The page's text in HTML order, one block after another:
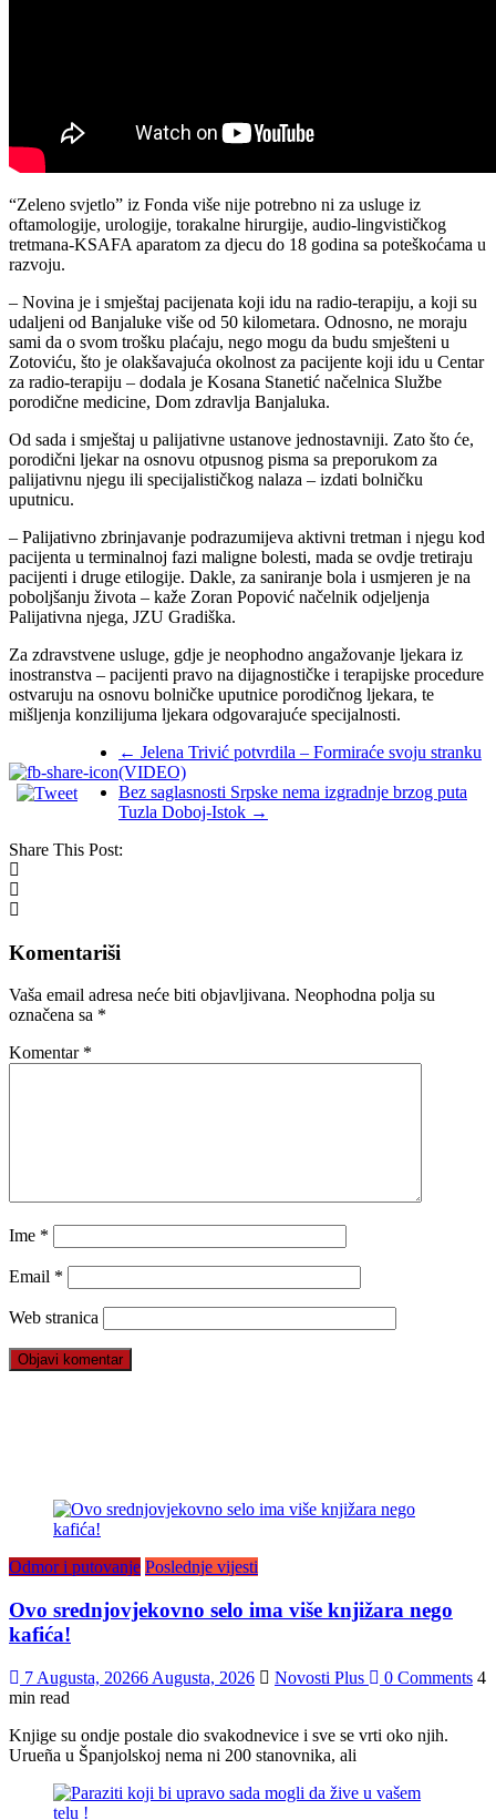
“Zeleno svjetlo” iz Fonda više nije potrebno ni za usluge iz
oftamologije, urologije, torakalne hirurgije, audio-lingvističkog
tretmana-KSAFA aparatom za djecu do 18 godina sa poteškoćama u
razvoju.
– Novina je i smještaj pacijenata koji idu na radio-terapiju, a koji su
udaljeni od Banjaluke više od 50 kilometara. Odnosno, ne moraju
sami da o svom trošku plaćaju, nego mogu da budu smješteni u
Zotoviću, što je olakšavajuća okolnost za pacijente koji idu u Centar
za radio-terapiju – dodala je Kosana Stanetić načelnica Službe
porodične medicine, Dom zdravlja Banjaluka.
Od sada i smještaj u palijativne ustanove jednostavniji. Zato što će,
porodični ljekar na osnovu otpusnog pisma sa preporukom za
palijativnu njegu ili specijalističkog nalaza – izdati bolničku
uputnicu.
– Palijativno zbrinjavanje podrazumijeva aktivni tretman i njegu kod
pacijenta u terminalnoj fazi maligne bolesti, mada se ovdje tretiraju
pacijenti i druge etilogije. Dakle, za saniranje bola i usmjeren je na
poboljšanju života – kaže Zoran Popović načelnik odjeljenja
Palijativna njega, ЈZU Gradiška.
Za zdravstvene usluge, gdje je neophodno angažovanje ljekara iz
inostranstva – pacijenti pravo na dijagnostičke i terapijske procedure
ostvaruju na osnovu bolničke uputnice porodičnog ljekara, te
mišljenja konzilijuma ljekara odgovarajuće specijalnosti.
← Jelena Trivić potvrdila – Formiraće svoju stranku
(VIDEO)
Bez saglasnosti Srpske nema izgradnje brzog puta
Tuzla Doboj-Istok →
Share This Post:
Komentariši
Vaša email adresa neće biti objavljivana. Neophodna polja su
označena sa *
Komentar *
Ime *
Email *
Web stranica
Odmor i putovanje Poslednje vijesti
Ovo srednjovjekovno selo ima više knjižara nego
kafića!
7 Augusta, 20266 Augusta, 2026 Novosti Plus 0 Comments 4
min read
Knjige su ondje postale dio svakodnevice i sve se vrti oko njih.
Urueña u Španjolskoj nema ni 200 stanovnika, ali